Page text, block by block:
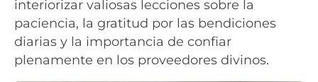
interiorizar valiosas lecciones sobre la
paciencia, la gratitud por las bendiciones
diarias y la importancia de confiar
plenamente en los proveedores divinos.